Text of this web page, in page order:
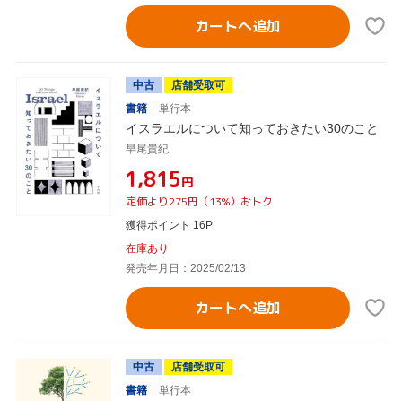
カートへ追加
中古
店舗受取可
書籍
単行本
イスラエルについて知っておきたい30のこと
早尾貴紀
¥1,815円
定価より275円（13%）おトク
獲得ポイント 16P
在庫あり
発売年月日：2025/02/13
カートへ追加
中古
店舗受取可
書籍
単行本